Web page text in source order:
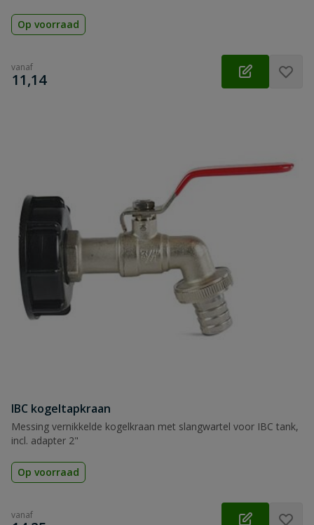
Op voorraad
vanaf
€
11,14
IBC kogeltapkraan
Messing vernikkelde kogelkraan met slangwartel voor IBC tank,
incl. adapter 2"
Op voorraad
vanaf